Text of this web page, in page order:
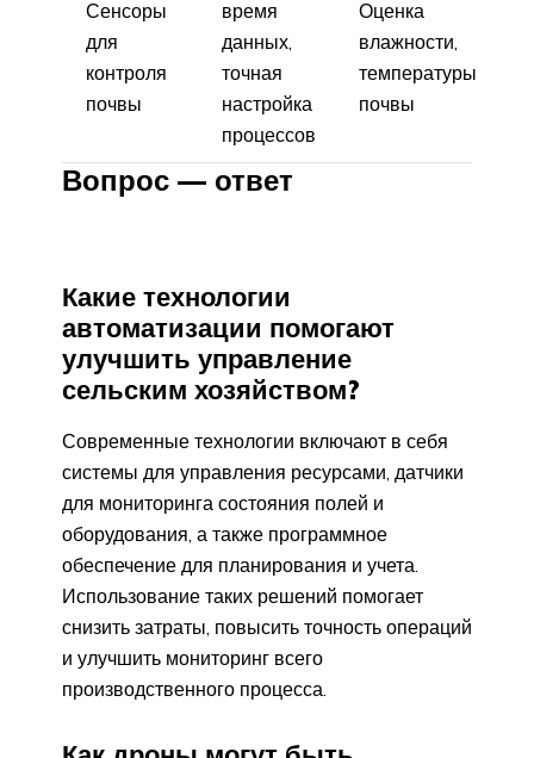
Сенсоры
для
контроля
почвы
время
данных,
точная
настройка
процессов
Оценка
влажности,
температуры
почвы
Вопрос — ответ
Какие технологии
автоматизации помогают
улучшить управление
сельским хозяйством?
Современные технологии включают в себя
системы для управления ресурсами, датчики
для мониторинга состояния полей и
оборудования, а также программное
обеспечение для планирования и учета.
Использование таких решений помогает
снизить затраты, повысить точность операций
и улучшить мониторинг всего
производственного процесса.